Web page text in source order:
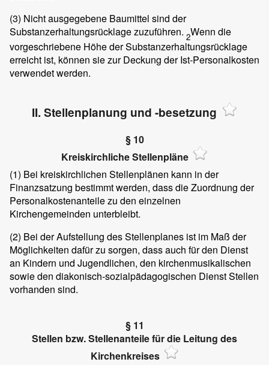
(3) Nicht ausgegebene Baumittel sind der
Substanzerhaltungsrücklage zuzuführen. 2Wenn die
vorgeschriebene Höhe der Substanzerhaltungsrücklage
erreicht ist, können sie zur Deckung der Ist-Personalkosten
verwendet werden.
II. Stellenplanung und -besetzung
§ 10
Kreiskirchliche Stellenpläne
(1) Bei kreiskirchlichen Stellenplänen kann in der
Finanzsatzung bestimmt werden, dass die Zuordnung der
Personalkostenanteile zu den einzelnen
Kirchengemeinden unterbleibt.
(2) Bei der Aufstellung des Stellenplanes ist im Maß der
Möglichkeiten dafür zu sorgen, dass auch für den Dienst
an Kindern und Jugendlichen, den kirchenmusikalischen
sowie den diakonisch-sozialpädagogischen Dienst Stellen
vorhanden sind.
§ 11
Stellen bzw. Stellenanteile für die Leitung des
Kirchenkreises